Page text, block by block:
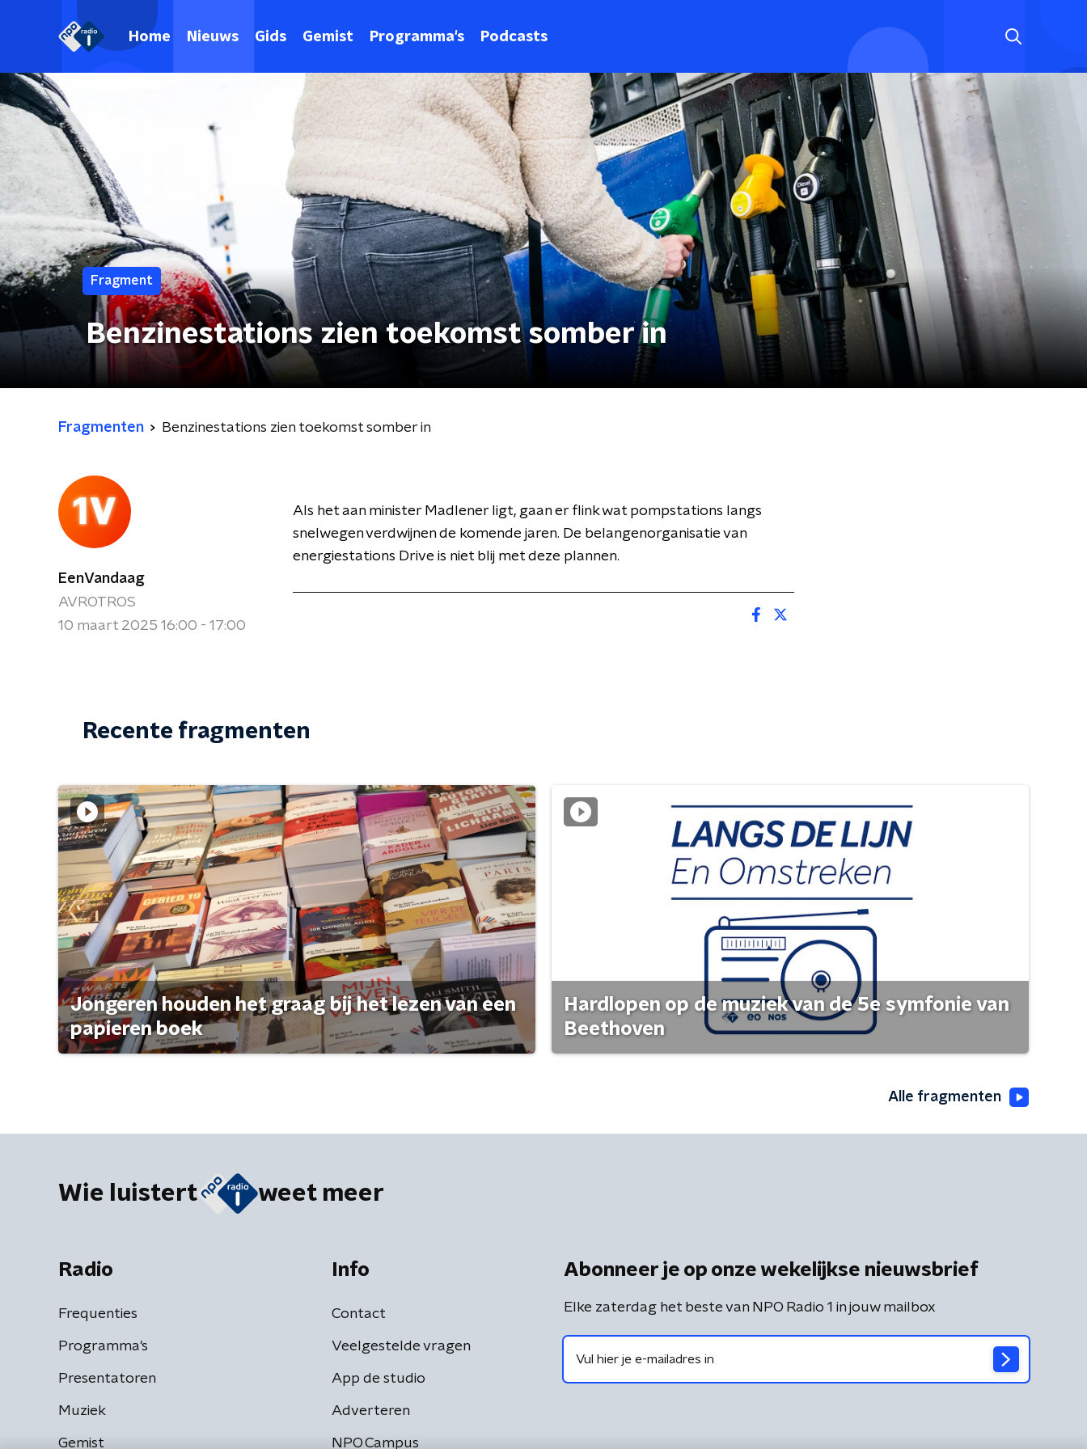
Home Nieuws Gids Gemist Programma's Podcasts
Fragment
Benzinestations zien toekomst somber in
Fragmenten Benzinestations zien toekomst somber in
EenVandaag
AVROTROS
10 maart 2025 16:00 - 17:00
Als het aan minister Madlener ligt, gaan er flink wat pompstations langs
snelwegen verdwijnen de komende jaren. De belangenorganisatie van
energiestations Drive is niet blij met deze plannen.
Recente fragmenten
Jongeren houden het graag bij het lezen van een
papieren boek
Hardlopen op de muziek van de 5e symfonie van
Beethoven
Alle fragmenten
Wie luistert weet meer
Radio
Frequenties
Programma's
Presentatoren
Muziek
Gemist
Info
Contact
Veelgestelde vragen
App de studio
Adverteren
NPO Campus
Abonneer je op onze wekelijkse nieuwsbrief
Elke zaterdag het beste van NPO Radio 1 in jouw mailbox